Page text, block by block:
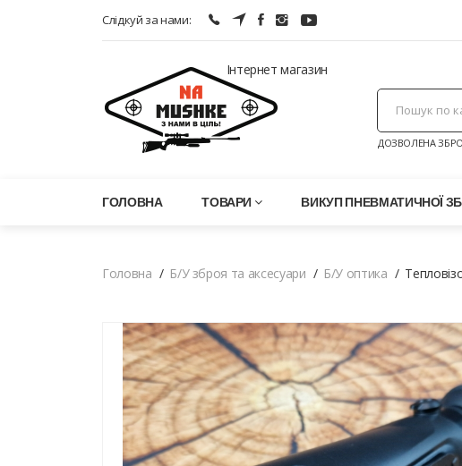
Слідкуй за нами:
Інтернет магазин
ДОЗВОЛЕНА
ГОЛОВНА ТОВАРИ ВИКУП ПНЕВМАТИЧНОЇ
Головна Б/У зброя та аксесуари Б/У оптика